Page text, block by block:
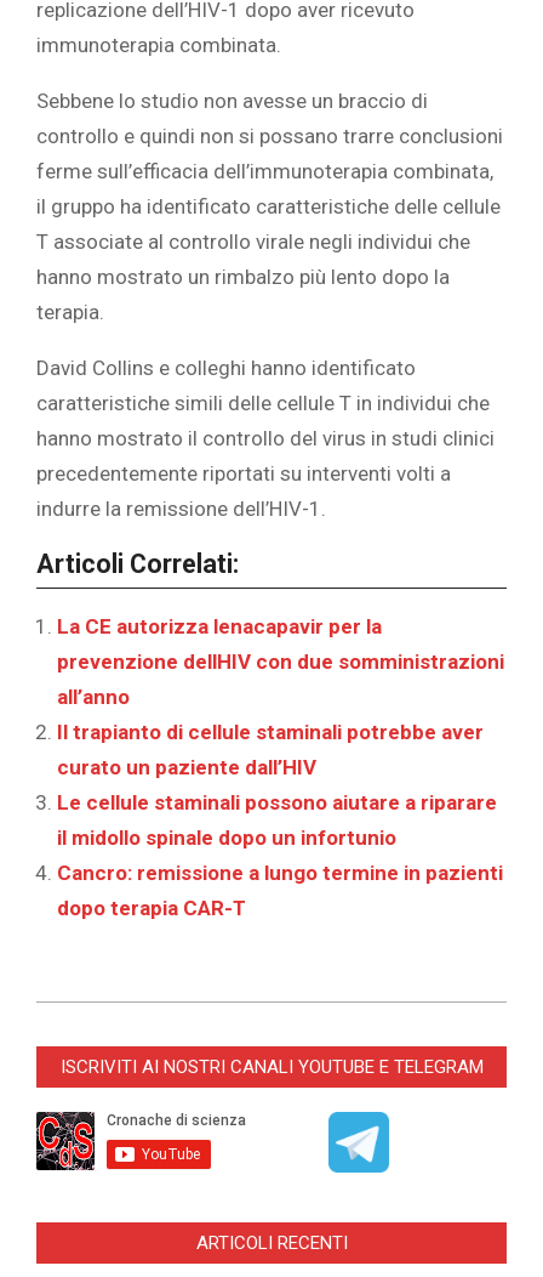
replicazione dell’HIV-1 dopo aver ricevuto
immunoterapia combinata.
Sebbene lo studio non avesse un braccio di
controllo e quindi non si possano trarre conclusioni
ferme sull’efficacia dell’immunoterapia combinata,
il gruppo ha identificato caratteristiche delle cellule
T associate al controllo virale negli individui che
hanno mostrato un rimbalzo più lento dopo la
terapia.
David Collins e colleghi hanno identificato
caratteristiche simili delle cellule T in individui che
hanno mostrato il controllo del virus in studi clinici
precedentemente riportati su interventi volti a
indurre la remissione dell’HIV-1.
Articoli Correlati:
La CE autorizza lenacapavir per la
prevenzione dellHIV con due somministrazioni
all’anno
Il trapianto di cellule staminali potrebbe aver
curato un paziente dall’HIV
Le cellule staminali possono aiutare a riparare
il midollo spinale dopo un infortunio
Cancro: remissione a lungo termine in pazienti
dopo terapia CAR-T
12-
ISCRIVITI AI NOSTRI CANALI YOUTUBE E TELEGRAM
ARTICOLI RECENTI